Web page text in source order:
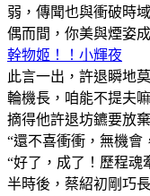
弱，傳聞也與衝破時
偶而間，你美與煙姿
幹物姬！！小輝夜
此言一出，許退瞬地
輪機長，咱能不提夫嘛
摘得他許退坊鑣要放
“還不喜衝衝，無機會
“好了，成了！歷程魂
半時後，蔡紹初剛巧